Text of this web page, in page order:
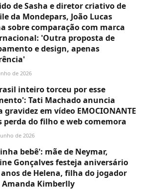
de Sasha e diretor criativo de
da Mondepars, João Lucas
sobre comparação com marca
'Outra proposta de
e design, apenas
de 2026
inteiro torceu por esse
Tati Machado anuncia
gravidez em vídeo EMOCIONANTE
perda do filho e web comemora
de 2026
bebê': mãe de Neymar,
Gonçalves festeja aniversário
anos de Helena, filha do jogador
Amanda Kimberlly